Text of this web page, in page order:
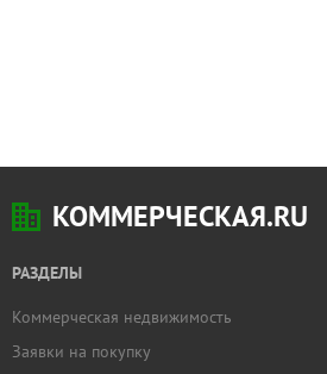
КОММЕРЧЕСКАЯ.RU
РАЗДЕЛЫ
Коммерческая недвижимость
Заявки на покупку